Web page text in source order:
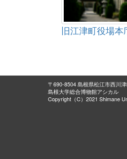
旧江津町役場本
〒690-8504 島根県松江市西川
島根大学総合博物館アシカル
Copyright（C）2021 Shimane